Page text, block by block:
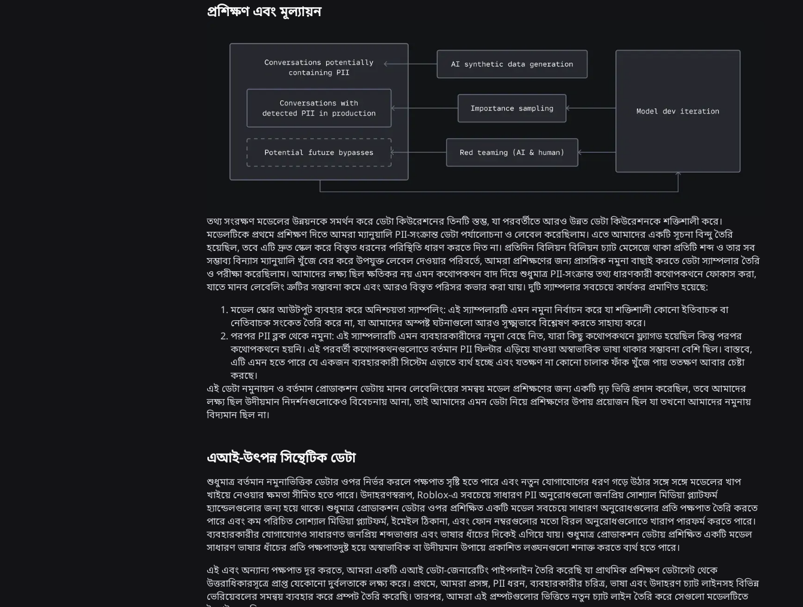
প্রশিক্ষণ এবং মূল্যায়ন
তথ্য সংরক্ষণ মডেলের উন্নয়নকে সমর্থন করে ডেটা কিউরেশনের তিনটি স্তম্ভ, যা পরবর্তীতে আরও উন্নত ডেটা কিউরেশনকে শক্তিশালী করে।
মডেলটিকে প্রথমে প্রশিক্ষণ দিতে আমরা ম্যানুয়ালি PII-সংক্রান্ত ডেটা পর্যালোচনা ও লেবেল করেছিলাম। এতে আমাদের একটি সূচনা বিন্দু তৈরি
হয়েছিল, তবে এটি দ্রুত স্কেল করে বিস্তৃত ধরনের পরিস্থিতি ধারণ করতে দিত না। প্রতিদিন বিলিয়ন বিলিয়ন চ্যাট মেসেজে থাকা প্রতিটি শব্দ ও তার সব
সম্ভাব্য বিন্যাস ম্যানুয়ালি খুঁজে বের করে উপযুক্ত লেবেল দেওয়ার পরিবর্তে, আমরা প্রশিক্ষণের জন্য প্রাসঙ্গিক নমুনা বাছাই করতে ডেটা স্যাম্পলার তৈরি
ও পরীক্ষা করেছিলাম। আমাদের লক্ষ্য ছিল ক্ষতিকর নয় এমন কথোপকথন বাদ দিয়ে শুধুমাত্র PII-সংক্রান্ত তথ্য ধারণকারী কথোপকথনে ফোকাস করা,
যাতে মানব লেবেলিং ত্রুটির সম্ভাবনা কমে এবং আরও বিস্তৃত পরিসর কভার করা যায়। দুটি স্যাম্পলার সবচেয়ে কার্যকর প্রমাণিত হয়েছে:
মডেল স্কোর আউটপুট ব্যবহার করে অনিশ্চয়তা স্যাম্পলিং: এই স্যাম্পলারটি এমন নমুনা নির্বাচন করে যা শক্তিশালী কোনো ইতিবাচক বা
নেতিবাচক সংকেত তৈরি করে না, যা আমাদের অস্পষ্ট ঘটনাগুলো আরও সূক্ষ্মভাবে বিশ্লেষণ করতে সাহায্য করে।
পরপর PII ব্লক থেকে নমুনা: এই স্যাম্পলারটি এমন ব্যবহারকারীদের নমুনা বেছে নিত, যারা কিছু কথোপকথনে ফ্ল্যাগড হয়েছিল কিন্তু পরপর
কথোপকথনে হয়নি। এই পরবর্তী কথোপকথনগুলোতে বর্তমান PII ফিল্টার এড়িয়ে যাওয়া অস্বাভাবিক ভাষা থাকার সম্ভাবনা বেশি ছিল। বাস্তবে,
এটি এমন হতে পারে যে একজন ব্যবহারকারী সিস্টেম এড়াতে ব্যর্থ হচ্ছে এবং যতক্ষণ না কোনো চালাক ফাঁক খুঁজে পায় ততক্ষণ আবার চেষ্টা
করছে।
এই ডেটা নমুনায়ন ও বর্তমান প্রোডাকশন ডেটায় মানব লেবেলিংয়ের সমন্বয় মডেল প্রশিক্ষণের জন্য একটি দৃঢ় ভিত্তি প্রদান করেছিল, তবে আমাদের
লক্ষ্য ছিল উদীয়মান নিদর্শনগুলোকেও বিবেচনায় আনা, তাই আমাদের এমন ডেটা নিয়ে প্রশিক্ষণের উপায় প্রয়োজন ছিল যা তখনো আমাদের নমুনায়
বিদ্যমান ছিল না।
এআই-উৎপন্ন সিন্থেটিক ডেটা
শুধুমাত্র বর্তমান নমুনাভিত্তিক ডেটার ওপর নির্ভর করলে পক্ষপাত সৃষ্টি হতে পারে এবং নতুন যোগাযোগের ধরণ গড়ে উঠার সঙ্গে সঙ্গে মডেলের খাপ
খাইয়ে নেওয়ার ক্ষমতা সীমিত হতে পারে। উদাহরণস্বরূপ, Roblox-এ সবচেয়ে সাধারণ PII অনুরোধগুলো জনপ্রিয় সোশ্যাল মিডিয়া প্ল্যাটফর্ম
হ্যান্ডেলগুলোর জন্য হয়ে থাকে। শুধুমাত্র প্রোডাকশন ডেটার ওপর প্রশিক্ষিত একটি মডেল সবচেয়ে সাধারণ অনুরোধগুলোর প্রতি পক্ষপাত তৈরি করতে
পারে এবং কম পরিচিত সোশ্যাল মিডিয়া প্ল্যাটফর্ম, ইমেইল ঠিকানা, এবং ফোন নম্বরগুলোর মতো বিরল অনুরোধগুলোতে খারাপ পারফর্ম করতে পারে।
ব্যবহারকারীর যোগাযোগও সাধারণত জনপ্রিয় শব্দভাণ্ডার এবং ভাষার ধাঁচের দিকেই এগিয়ে যায়। শুধুমাত্র প্রোডাকশন ডেটায় প্রশিক্ষিত একটি মডেল
সাধারণ ভাষার ধাঁচের প্রতি পক্ষপাতদুষ্ট হয়ে অস্বাভাবিক বা উদীয়মান উপায়ে প্রকাশিত লঙ্ঘনগুলো শনাক্ত করতে ব্যর্থ হতে পারে।
এই এবং অন্যান্য পক্ষপাত দূর করতে, আমরা একটি এআই ডেটা-জেনারেটিং পাইপলাইন তৈরি করেছি যা প্রাথমিক প্রশিক্ষণ ডেটাসেট থেকে
উত্তরাধিকারসূত্রে প্রাপ্ত যেকোনো দুর্বলতাকে লক্ষ্য করে। প্রথমে, আমরা প্রসঙ্গ, PII ধরন, ব্যবহারকারীর চরিত্র, ভাষা এবং উদাহরণ চ্যাট লাইনসহ বিভিন্ন
ভেরিয়েবলের সমন্বয় ব্যবহার করে প্রম্পট তৈরি করেছি। তারপর, আমরা এই প্রম্পটগুলোর ভিত্তিতে নতুন চ্যাট লাইন তৈরি করে সেগুলো মডেলটিতে